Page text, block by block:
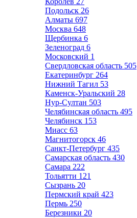
Подольск 26
Алматы 697
Москва 648
Щербинка 6
Зеленоград 6
Московский 1
Свердловская область 505
Екатеринбург 264
Нижний Тагил 53
Каменск-Уральский 28
Нур-Султан 503
Челябинская область 495
Челябинск 153
Миасс 63
Магнитогорск 46
Санкт-Петербург 435
Самарская область 430
Самара 222
Тольятти 121
Сызрань 20
Пермский край 423
Пермь 250
Березники 20